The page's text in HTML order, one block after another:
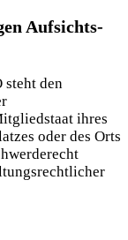
Aufsichts­
steht den
ihres
oder des Orts